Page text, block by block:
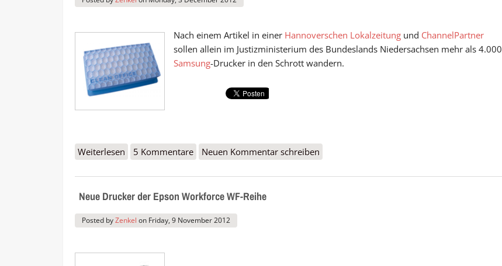
Nach einem Artikel in einer Hannoverschen Lokalzeitung und ChannelPartner
sollen allein im Justizministerium des Bundeslands Niedersachsen mehr als 4.000
Samsung-Drucker in den Schrott wandern.
Weiterlesen über Ministerium verschrottet 4.000 Samsung-Drucker wegen Angst vor Feinstaub
5 Kommentare Neuen Kommentar schreiben
Neue Drucker der Epson Workforce WF-Reihe
Posted byZenkel on Friday, 9 November 2012